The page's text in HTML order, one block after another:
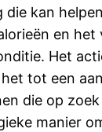
die kan
en het
Het
tot een
die op
manier